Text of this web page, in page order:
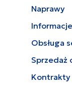
Naprawy
Informacje
Obsługa
Sprzedaż
Kontrakty